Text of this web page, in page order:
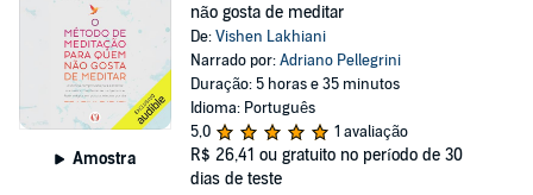
Amostra
não gosta de meditar
De:Vishen Lakhiani
Narrado por:Adriano Pellegrini
Duração: 5 horas e 35 minutos
Idioma: Português
5,0
1 avaliação
R$ 26,41 ou gratuito no período de 30
dias de teste